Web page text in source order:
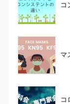
コ
マ
コ